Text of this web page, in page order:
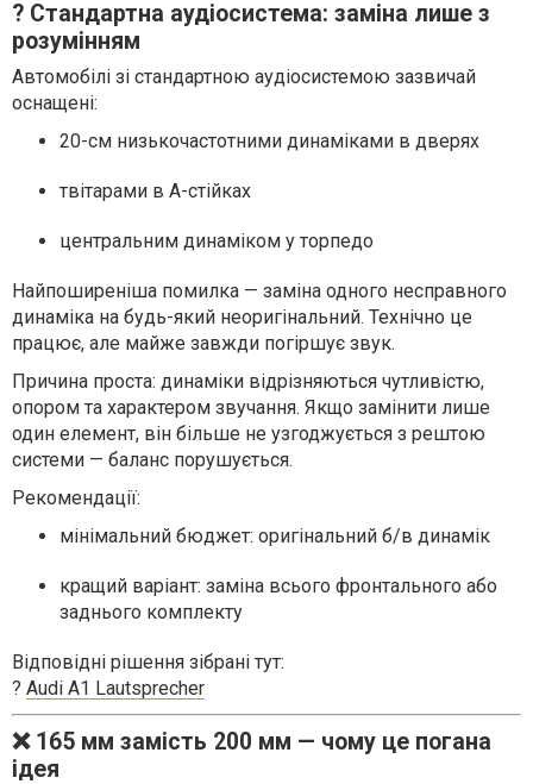
? Стандартна аудіосистема: заміна лише з
розумінням
Автомобілі зі стандартною аудіосистемою зазвичай
оснащені:
20-см низькочастотними динаміками в дверях
твітарами в A-стійках
центральним динаміком у торпедо
Найпоширеніша помилка — заміна одного несправного
динаміка на будь-який неоригінальний. Технічно це
працює, але майже завжди погіршує звук.
Причина проста: динаміки відрізняються чутливістю,
опором та характером звучання. Якщо замінити лише
один елемент, він більше не узгоджується з рештою
системи — баланс порушується.
Рекомендації:
мінімальний бюджет: оригінальний б/в динамік
кращий варіант: заміна всього фронтального або
заднього комплекту
Відповідні рішення зібрані тут:
? Audi A1 Lautsprecher
❌ 165 мм замість 200 мм — чому це погана
ідея